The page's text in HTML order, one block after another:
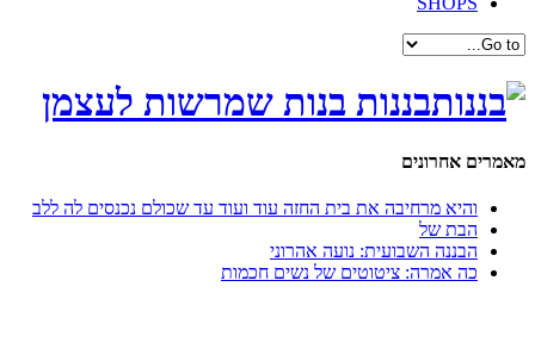
בננות בנות שמרשות לעצמן
מאמרים אחרונים
והיא מרחיבה את בית החזה עוד ועוד עד שכולם נכנסים לה ללב
הבת של
הבננה השבועית: נועה אהרוני
כה אמרה: ציטוטים של נשים חכמות